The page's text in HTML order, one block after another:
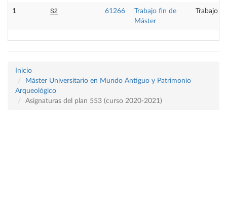
1 S2 61266
Trabajo fin de
Máster
Trabajo
Inicio
Máster Universitario en Mundo Antiguo y Patrimonio
Arqueológico
Asignaturas del plan 553 (curso 2020-2021)